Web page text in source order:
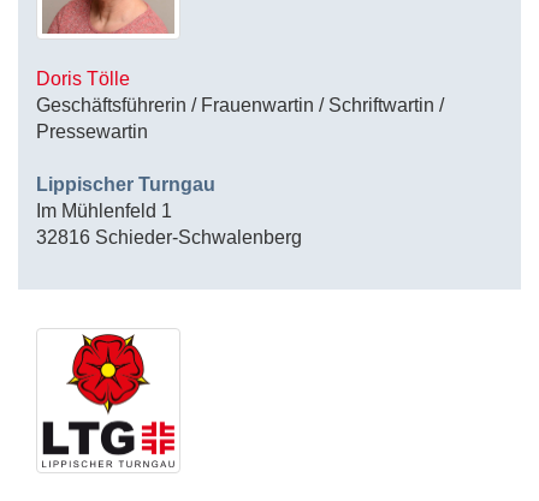
Doris Tölle
Geschäftsführerin / Frauenwartin / Schriftwartin /
Pressewartin
Lippischer Turngau
Im Mühlenfeld 1
32816 Schieder-Schwalenberg